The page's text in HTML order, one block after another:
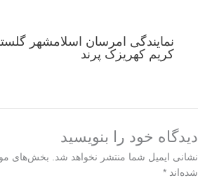
نمایندگی امرسان اسلامشهر
کریم کهریزک پرند
دیدگاه‌ خود را بنویسید
نشانی ایمیل شما منتشر نخواهد شد. بخش‌های
شده‌اند *